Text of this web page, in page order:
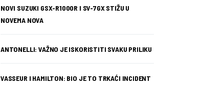
NOVI SUZUKI GSX-R1000R I SV-7GX STIŽU U
NOVEMA NOVA
ANTONELLI: VAŽNO JE ISKORISTITI SVAKU PRILIKU
VASSEUR I HAMILTON: BIO JE TO TRKAĆI INCIDENT